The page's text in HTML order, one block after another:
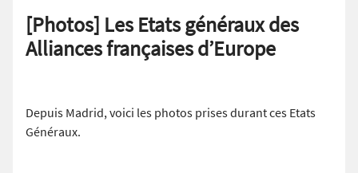
[Photos] Les Etats généraux des
Alliances françaises d’Europe
Depuis Madrid, voici les photos prises durant ces Etats
Généraux.